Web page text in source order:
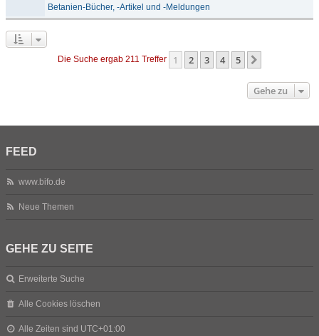
Betanien-Bücher, -Artikel und -Meldungen
Die Suche ergab 211 Treffer 1 2 3 4 5
Gehe zu
FEED
www.bifo.de
Neue Themen
GEHE ZU SEITE
Erweiterte Suche
Alle Cookies löschen
Alle Zeiten sind UTC+01:00